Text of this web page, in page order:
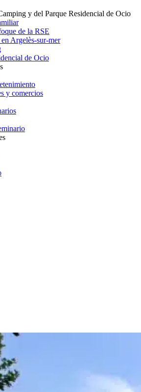
y del Parque Residencial de Ocio
de la RSE
Argelès-sur-mer
de Ocio
y comercios